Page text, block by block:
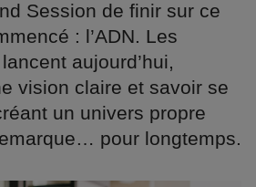
Session de finir sur ce
: l’ADN. Les
aujourd’hui,
vision claire et savoir se
un univers propre
pour longtemps.